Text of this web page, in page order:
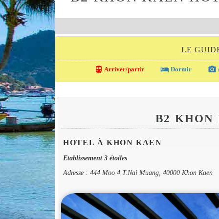
LE
directions_transit Arriver/partir local_hotel Dormir photo_camera
B2 KHON
HOTEL À KHON KAEN
Etablissement 3 étoiles
Adresse : 444 Moo 4 T.Nai Muang, 40000 Khon Kaen